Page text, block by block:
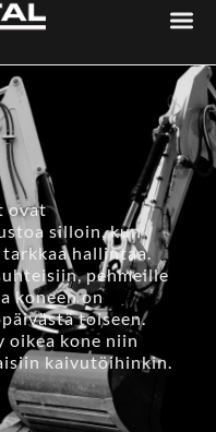
ovat
silloin, kun
hallintaa.
pehmeille
koneen on
toiseen.
oikea kone niin
kaivutöihinkin.